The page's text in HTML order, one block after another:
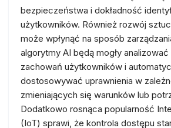
bezpieczeństwa i dokładność
użytkowników. Również rozwój
może wpłynąć na sposób
algorytmy AI będą mogły
zachowań użytkowników i
dostosowywać uprawnienia w
zmieniających się warunków lub
Dodatkowo rosnąca popularność
(IoT) sprawi, że kontrola dostępu